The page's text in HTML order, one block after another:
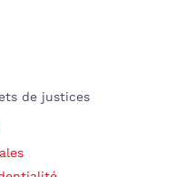
de justices